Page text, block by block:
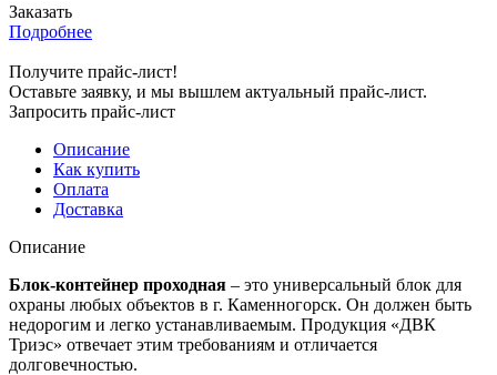
Заказать
Подробнее
Получите прайс-лист!
Оставьте заявку, и мы вышлем актуальный прайс-лист.
Запросить прайс-лист
Описание
Как купить
Оплата
Доставка
Описание
Блок-контейнер проходная – это универсальный блок для
охраны любых объектов в г. Каменногорск. Он должен быть
недорогим и легко устанавливаемым. Продукция «ДВК
Триэс» отвечает этим требованиям и отличается
долговечностью.